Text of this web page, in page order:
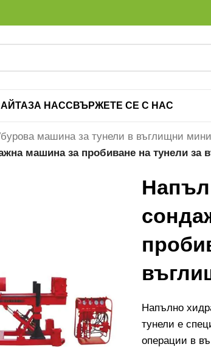
ЗА НАССВЪРЖЕТЕ СЕ С НАС
бурова машина за тунели в въглищни мини
машина за пробиване на тунели за
Напълно
тунели е
операции в